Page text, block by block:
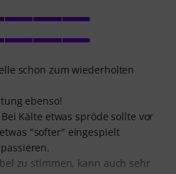
schon zum wiederholten
ebenso!
Kälte etwas spröde sollte vor
"softer" eingespielt
zu stimmen, kann auch sehr